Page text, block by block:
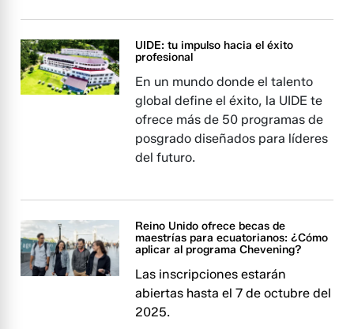
UIDE: tu impulso hacia el éxito
profesional
En un mundo donde el talento
global define el éxito, la UIDE te
ofrece más de 50 programas de
posgrado diseñados para líderes
del futuro.
Reino Unido ofrece becas de
maestrías para ecuatorianos: ¿Cómo
aplicar al programa Chevening?
Las inscripciones estarán
abiertas hasta el 7 de octubre del
2025.